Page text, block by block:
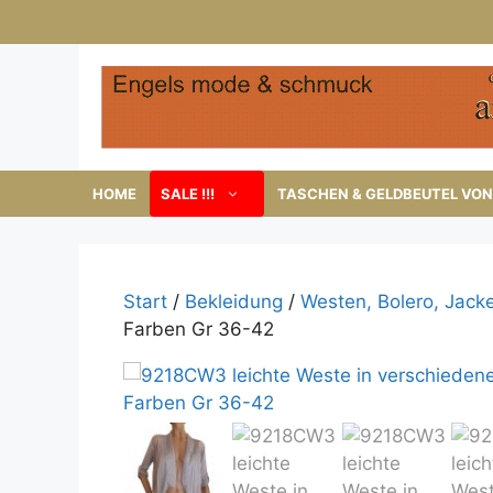
Inhalt
HOME SALE !!! TASCHEN & GELDBEUTEL
Start / Bekleidung / Westen, Bolero,
Farben Gr 36-42